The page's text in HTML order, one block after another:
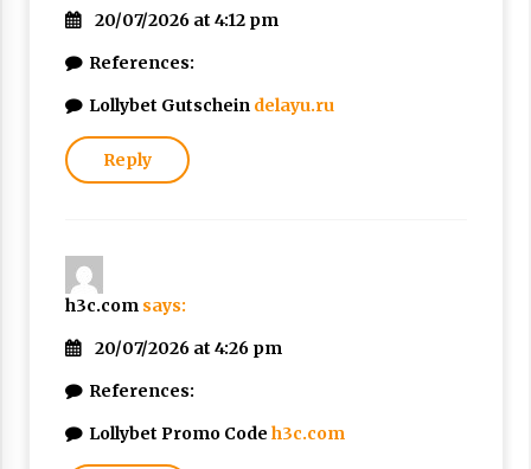
20/07/2026 at 4:12 pm
References:
Lollybet Gutschein delayu.ru
Reply
h3c.com says:
20/07/2026 at 4:26 pm
References:
Lollybet Promo Code h3c.com